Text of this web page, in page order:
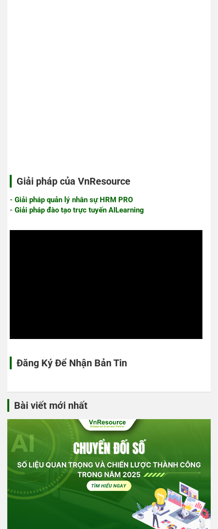
Giải pháp của VnResource
- Giải pháp quản lý nhân sự HRM PRO
- Giải pháp đào tạo trực tuyến AILearning
Đăng Ký Để Nhận Bản Tin
Bài viết mới nhất